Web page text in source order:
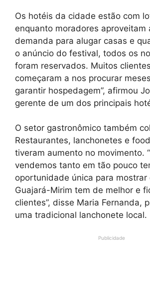
Os hotéis da cidade estão com
enquanto moradores aproveitam
demanda para alugar casas e
o anúncio do festival, todos os
foram reservados. Muitos
começaram a nos procurar
garantir hospedagem”, afirmou
gerente de um dos principais
O setor gastronômico também
Restaurantes, lanchonetes e
tiveram aumento no movimento.
vendemos tanto em tão pouco
oportunidade única para mostrar
Guajará-Mirim tem de melhor e
clientes”, disse Maria Fernanda,
uma tradicional lanchonete local.
Publicidade